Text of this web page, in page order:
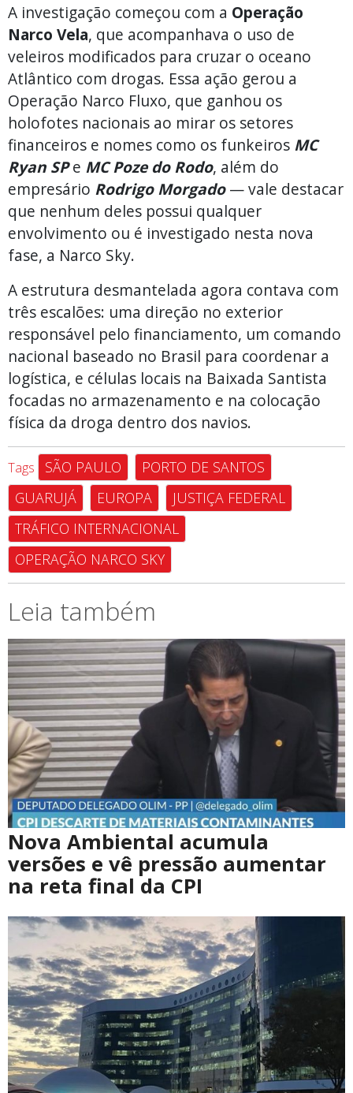
A investigação começou com a Operação
Narco Vela, que acompanhava o uso de
veleiros modificados para cruzar o oceano
Atlântico com drogas. Essa ação gerou a
Operação Narco Fluxo, que ganhou os
holofotes nacionais ao mirar os setores
financeiros e nomes como os funkeiros MC
Ryan SPe MC Poze do Rodo, além do
empresário Rodrigo Morgado— vale destacar
que nenhum deles possui qualquer
envolvimento ou é investigado nesta nova
fase, a Narco Sky.
A estrutura desmantelada agora contava com
três escalões: uma direção no exterior
responsável pelo financiamento, um comando
nacional baseado no Brasil para coordenar a
logística, e células locais na Baixada Santista
focadas no armazenamento e na colocação
física da droga dentro dos navios.
Tags SÃO PAULO
PORTO DE SANTOS
GUARUJÁ
EUROPA
JUSTIÇA FEDERAL
TRÁFICO INTERNACIONAL
OPERAÇÃO NARCO SKY
Leia também
Nova Ambiental acumula
versões e vê pressão aumentar
na reta final da CPI